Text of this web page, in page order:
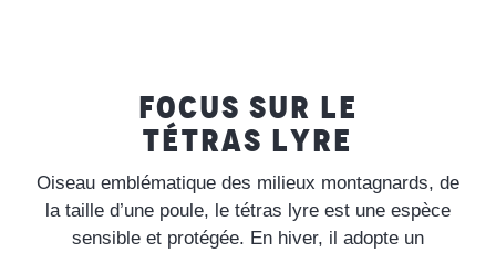
FOCUS SUR LE
TÉTRAS LYRE
Oiseau emblématique des milieux montagnards, de
la taille d’une poule, le tétras lyre est une espèce
sensible et protégée. En hiver, il adopte un